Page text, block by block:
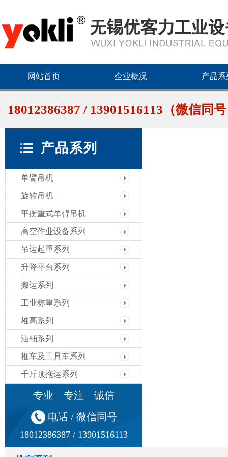
网站首页 企业概况 产品系
18012386387 / 13901516113（微信同
产品系列
单臂吊机
旋转吊机
平衡重式单臂吊机
高空作业设备系列
吊运起重系列
升降平台系列
搬运系列
工业称重系列
堆高系列
油桶系列
推车及工具车系列
千斤顶拖运系列
专业 专注 诚信
电话 / 微信同号
18012386387 / 13901516113